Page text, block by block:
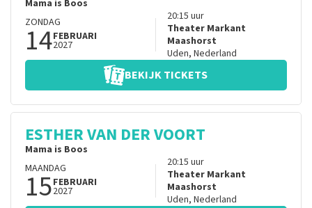
Mama is Boos
ZONDAG
14FEBRUARI
2027
20:15 uur
Theater Markant
Maashorst
Uden, Nederland
BEKIJK TICKETS
ESTHER VAN DER VOORT
Mama is Boos
MAANDAG
15FEBRUARI
2027
20:15 uur
Theater Markant
Maashorst
Uden, Nederland